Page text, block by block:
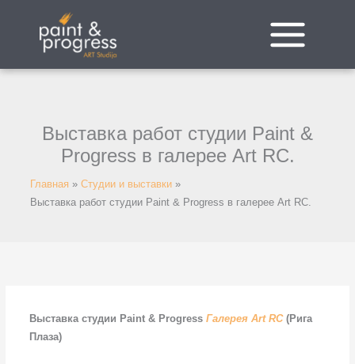
содержимому
Выставка работ студии Paint &
Progress в галерее Art RC.
Главная
Студии и выставки
Выставка работ студии Paint & Progress в галерее Art RC.
Выставка студии Paint & Progress Галерея Art RC (Рига
Плаза)